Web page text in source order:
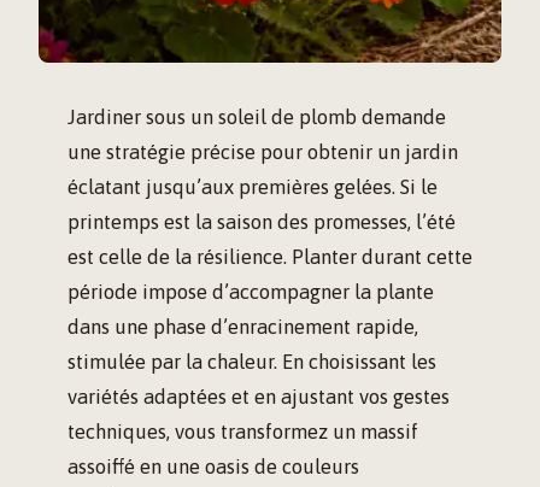
Jardiner sous un soleil de plomb demande
une stratégie précise pour obtenir un jardin
éclatant jusqu’aux premières gelées. Si le
printemps est la saison des promesses, l’été
est celle de la résilience. Planter durant cette
période impose d’accompagner la plante
dans une phase d’enracinement rapide,
stimulée par la chaleur. En choisissant les
variétés adaptées et en ajustant vos gestes
techniques, vous transformez un massif
assoiffé en une oasis de couleurs